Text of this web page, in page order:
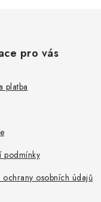
pro vás
platba
podmínky
ochrany osobních údajů